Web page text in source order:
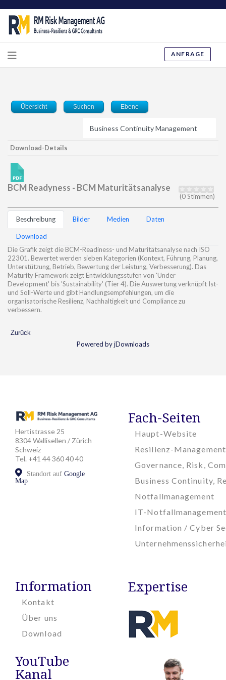
ANFRAGE
Übersicht Suchen Ebene
Download-Details
BCM Readyness - BCM Maturitätsanalyse
(0 Stimmen)
Beschreibung Bilder Medien Daten
Download
Die Grafik zeigt die BCM-Readiness- und Maturitätsanalyse nach ISO
22301. Bewertet werden sieben Kategorien (Kontext, Führung, Planung,
Unterstützung, Betrieb, Bewertung der Leistung, Verbesserung). Das
Maturity Framework zeigt Entwicklungsstufen von 'Under
Development' bis 'Sustainability' (Tier 4). Die Auswertung verknüpft Ist-
und Soll-Werte und gibt Handlungsempfehlungen, um die
organisatorische Resilienz, Nachhaltigkeit und Compliance zu
verbessern.
Zurück
Powered by jDownloads
Hertistrasse 25
8304 Wallisellen / Zürich
Schweiz
Tel. +41 44 360 40 40
Standort auf Google
Map
Fach-Seiten
Haupt-Website
Resilienz-Management
Governance, Risk,
Business Continuity,
Notfallmanagement
IT-Notfallmanagement
Information / Cyber
Information
Kontakt
Über uns
Download
YouTube
Kanal
Expertise